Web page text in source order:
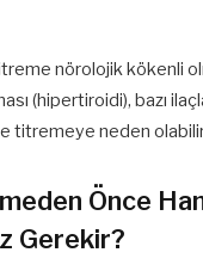
nörolojik kökenli
(hipertiroidi), bazı
titremeye neden
Önce
Gerekir?